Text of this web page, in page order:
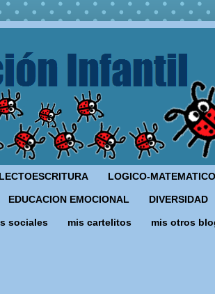
LECTOESCRITURA LOGICO-MATEMATICO
EDUCACION EMOCIONAL DIVERSIDAD
sociales mis cartelitos mis otros